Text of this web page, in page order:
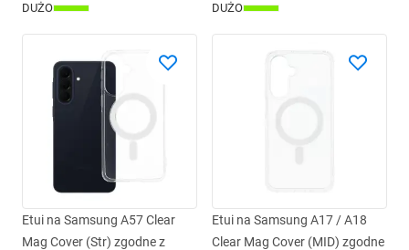
DUŻO DUŻO
Etui na Samsung A57 Clear
Mag Cover (Str) zgodne z
Etui na Samsung A17 / A18
Clear Mag Cover (MID) zgodne